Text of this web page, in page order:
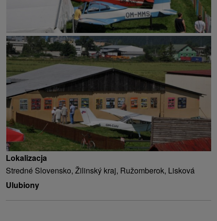
Lokalizacja
Stredné Slovensko, Žilinský kraj, Ružomberok, Lisková
Ulubiony